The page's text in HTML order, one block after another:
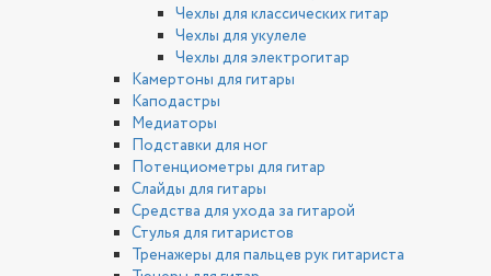
Чехлы для классических гитар
Чехлы для укулеле
Чехлы для электрогитар
Камертоны для гитары
Каподастры
Медиаторы
Подставки для ног
Потенциометры для гитар
Слайды для гитары
Средства для ухода за гитарой
Стулья для гитаристов
Тренажеры для пальцев рук гитариста